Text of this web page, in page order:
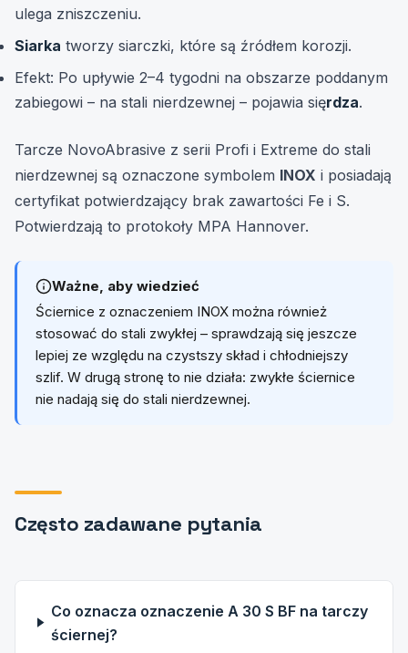
ulega zniszczeniu.
Siarka tworzy siarczki, które są źródłem korozji.
Efekt: Po upływie 2–4 tygodni na obszarze poddanym
zabiegowi – na stali nierdzewnej – pojawia sięrdza.
Tarcze NovoAbrasive z serii Profi i Extreme do stali
nierdzewnej są oznaczone symbolem INOX i posiadają
certyfikat potwierdzający brak zawartości Fe i S.
Potwierdzają to protokoły MPA Hannover.
Ważne, aby wiedzieć
Ściernice z oznaczeniem INOX można również
stosować do stali zwykłej – sprawdzają się jeszcze
lepiej ze względu na czystszy skład i chłodniejszy
szlif. W drugą stronę to nie działa: zwykłe ściernice
nie nadają się do stali nierdzewnej.
Często zadawane pytania
Co oznacza oznaczenie A 30 S BF na tarczy
ściernej?